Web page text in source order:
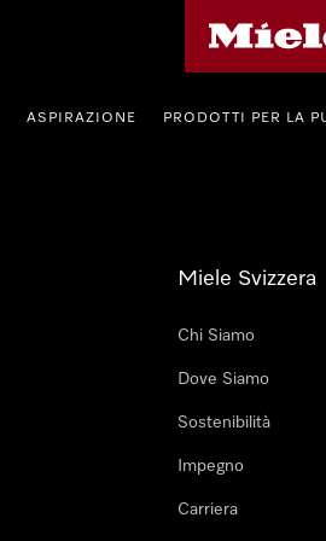
ASPIRAZIONE PRODOTTI PER LA
Miele Svizzera
Chi Siamo
Dove Siamo
Sostenibilità
Impegno
Carriera